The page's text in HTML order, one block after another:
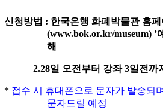
신청방법 : 한국은행 화폐박물관 홈페
(www.bok.or.kr/museum) ’
해
2.28일 오전부터 강좌3일 전까
* 접수 시 휴대폰으로 문자가 발송되며
문자드릴 예정